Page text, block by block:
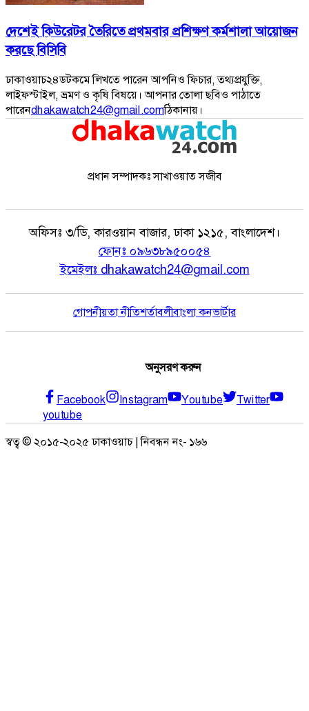
দেশেই কিউরেটর তৈরিতে প্রথমবার প্রশিক্ষণ কর্মশালা আয়োজন
করছে বিসিবি
ঢাকাওয়াচ২৪ডটকমে লিখতে পারেন আপনিও ফিচার, তথ্যপ্রযুক্তি,
লাইফস্টাইল, ভ্রমণ ও কৃষি বিষয়ে। আপনার তোলা ছবিও পাঠাতে
পারেনdhakawatch24@gmail.comঠিকানায়।
প্রধান সম্পাদকঃ সাখাওয়াত সজীব
অফিসঃ ৩/ডি, কারওয়ান বাজার, ঢাকা ১২১৫, বাংলাদেশ।
ফোনঃ ০৯৬৩৮৯৫০০৫৪
ইমেইলঃ dhakawatch24@gmail.com
গোপনীয়তা নীতিশর্তাবলীবাংলা কনভার্টার
অনুসরণ করুন
Facebook Instagram Youtube
Twitter
youtube
স্বত্ব © ২০১৫-২০২৫ ঢাকাওয়াচ | নিবন্ধন নং- ১৬৬